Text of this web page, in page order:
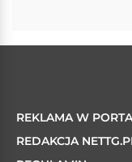
REKLAMA W
REDAKCJA